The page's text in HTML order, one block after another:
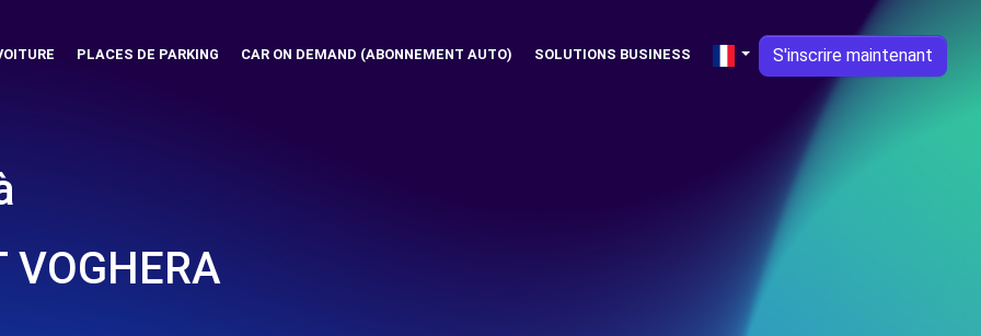
PLACES DE PARKING CAR ON DEMAND (ABONNEMENT AUTO) SOLUTIONS BUSINESS S'inscrire maintenant
VOGHERA